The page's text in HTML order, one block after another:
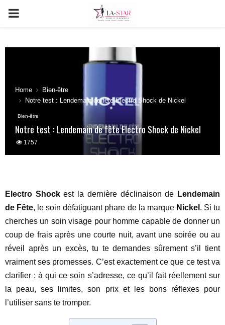
PRIMARY
Home
Bien-être
Notre test : Lendemain de fête Electro Shock de Nickel
Bien-être
Notre test : Lendemain de fête Electro Shock de Nickel
1757
Electro Shockest la dernière déclinaison de Lendemain
de Fête, le soin défatiguant phare de la marque Nickel . Si tu
cherches un soin visage pour homme capable de donner un
coup de frais après une courte nuit, avant une soirée ou au
réveil après un excès, tu te demandes sûrement s’il tient
vraiment ses promesses. C’est exactement ce que ce test va
clarifier : à qui ce soin s’adresse, ce qu’il fait réellement sur
la peau, ses limites, son prix et les bons réflexes pour
l’utiliser sans te tromper.